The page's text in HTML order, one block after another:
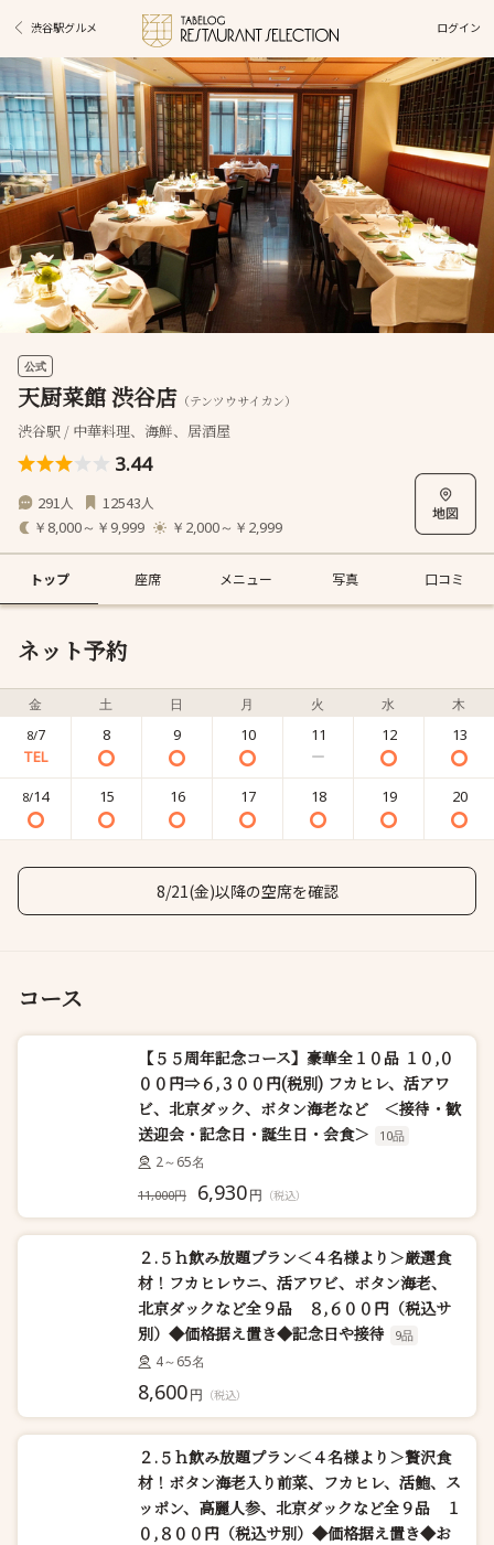
渋谷駅グルメ ログイン
公式
天厨菜館 渋谷店 （テンツウサイカン）
渋谷駅 / 中華料理、海鮮、居酒屋
3.44
291人 12543人
￥8,000～￥9,999 ￥2,000～￥2,999
トップ 座席 メニュー 写真 口コミ
ネット予約
金 土 日 月 火 水 木
8/7 8 9 10 11 12 13
8/14 15 16 17 18 19 20
8/21(金)以降の空席を確認
コース
【５５周年記念コース】豪華全１０品 １０,０
００円⇒６,３００円(税別) フカヒレ、活アワ
ビ、北京ダック、ボタン海老など ＜接待・歓
送迎会・記念日・誕生日・会食＞
10品
2～65名
11,000円 6,930円 （税込）
２.５ｈ飲み放題プラン＜４名様より＞厳選食
材！フカヒレウニ、活アワビ、ボタン海老、
北京ダックなど全９品 ８,６００円（税込サ
別）◆価格据え置き◆記念日や接待
9品
4～65名
8,600円 （税込）
２.５ｈ飲み放題プラン＜４名様より＞贅沢食
材！ボタン海老入り前菜、フカヒレ、活鮑、ス
ッポン、高麗人参、北京ダックなど全９品 １
０,８００円（税込サ別）◆価格据え置き◆お